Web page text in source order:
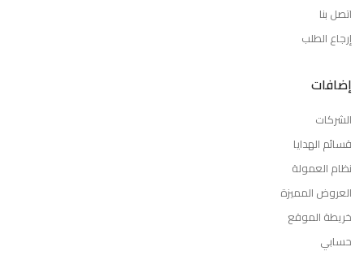
اتصل بنا
إرجاع الطلب
إضافات
الشركات
قسائم الهدايا
نظام العمولة
العروض المميزة
خريطة الموقع
حسابي